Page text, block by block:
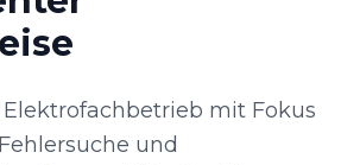
mit Fokus
und